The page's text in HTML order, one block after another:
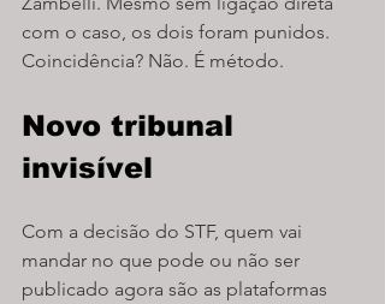
com o caso, os dois foram punidos.
Coincidência? Não. É método.
Novo tribunal
invisível
Com a decisão do STF, quem vai
mandar no que pode ou não ser
publicado agora são as plataformas